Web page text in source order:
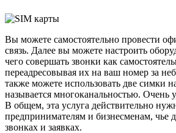
Вы можете самостоятельно провести
связь. Далее вы можете настроить
чего совершать звонки как
переадресовывая их на ваш номер за
также можете использовать две симки
называется многоканальностью. Очень
В общем, эта услуга действительно
предпринимателям и бизнесменам, чье
звонках и заявках.